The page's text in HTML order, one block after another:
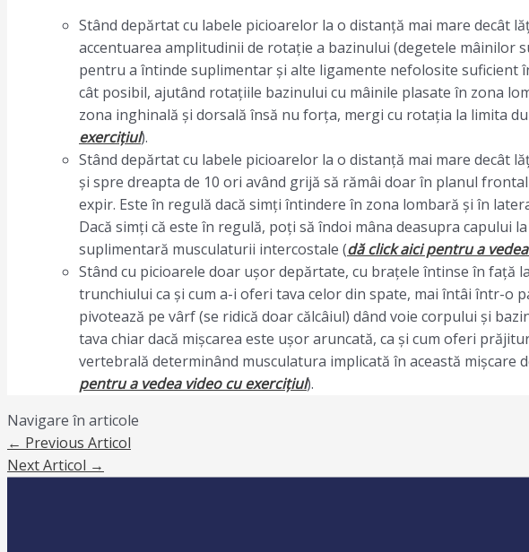
Stând depărtat cu labele picioarelor la o distanță mai mare decât
accentuarea amplitudinii de rotație a bazinului (degetele
pentru a întinde suplimentar și alte ligamente nefolosite suficient
cât posibil, ajutând rotațiile bazinului cu mâinile plasate în zona
zona inghinală și dorsală însă nu forța, mergi cu rotația la limita
exercițiul).
Stând depărtat cu labele picioarelor la o distanță mai mare decât
și spre dreapta de 10 ori având grijă să rămâi doar în planul
expir. Este în regulă dacă simți întindere în zona lombară și în
Dacă simți că este în regulă, poți să îndoi mâna deasupra capului
suplimentară musculaturii intercostale (dă click aici pentru a
Stând cu picioarele doar ușor depărtate, cu brațele întinse în față
trunchiului ca și cum a-i oferi tava celor din spate, mai întâi într-o
pivotează pe vârf (se ridică doar călcâiul) dând voie corpului și
tava chiar dacă mișcarea este ușor aruncată, ca și cum oferi
vertebrală determinând musculatura implicată în această
pentru a vedea video cu exercițiul).
Navigare în articole
← Previous Articol
Next Articol →